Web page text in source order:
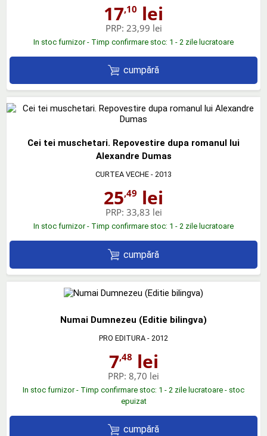
17,10 lei
PRP: 23,99 lei
In stoc furnizor - Timp confirmare stoc: 1 - 2 zile lucratoare
cumpără
Cei tei muschetari. Repovestire dupa romanul lui
Alexandre Dumas
CURTEA VECHE - 2013
25,49 lei
PRP: 33,83 lei
In stoc furnizor - Timp confirmare stoc: 1 - 2 zile lucratoare
cumpără
Numai Dumnezeu (Editie bilingva)
PRO EDITURA - 2012
7,48 lei
PRP: 8,70 lei
In stoc furnizor - Timp confirmare stoc: 1 - 2 zile lucratoare - stoc
epuizat
cumpără